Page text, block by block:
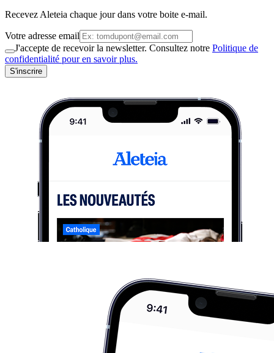
Recevez Aleteia chaque jour dans votre boite e-mail.
Votre adresse email
J'accepte de recevoir la newsletter. Consultez notre Politique de
confidentialité pour en savoir plus.
S'inscrire